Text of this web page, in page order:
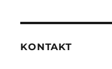
KONTAKT